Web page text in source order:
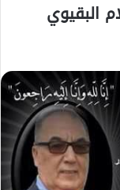
البقيوي